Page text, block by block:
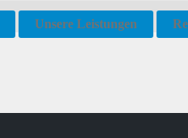
Unsere Leistungen